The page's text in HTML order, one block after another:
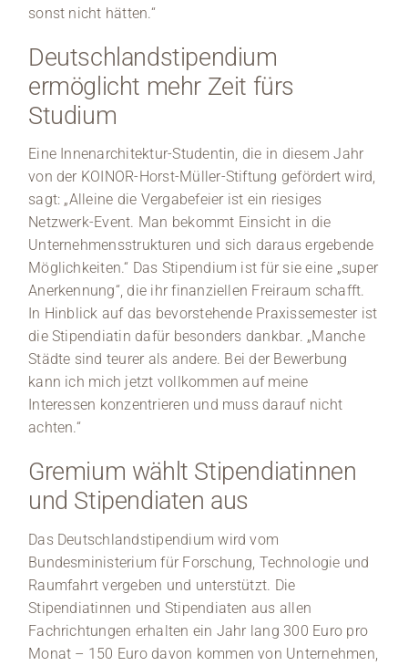
sonst nicht hätten.“
Deutschlandstipendium
ermöglicht mehr Zeit fürs
Studium
Eine Innenarchitektur-Studentin, die in diesem Jahr
von der KOINOR-Horst-Müller-Stiftung gefördert wird,
sagt: „Alleine die Vergabefeier ist ein riesiges
Netzwerk-Event. Man bekommt Einsicht in die
Unternehmensstrukturen und sich daraus ergebende
Möglichkeiten.“ Das Stipendium ist für sie eine „super
Anerkennung“, die ihr finanziellen Freiraum schafft.
In Hinblick auf das bevorstehende Praxissemester ist
die Stipendiatin dafür besonders dankbar. „Manche
Städte sind teurer als andere. Bei der Bewerbung
kann ich mich jetzt vollkommen auf meine
Interessen konzentrieren und muss darauf nicht
achten.“
Gremium wählt Stipendiatinnen
und Stipendiaten aus
Das Deutschlandstipendium wird vom
Bundesministerium für Forschung, Technologie und
Raumfahrt vergeben und unterstützt. Die
Stipendiatinnen und Stipendiaten aus allen
Fachrichtungen erhalten ein Jahr lang 300 Euro pro
Monat – 150 Euro davon kommen von Unternehmen,